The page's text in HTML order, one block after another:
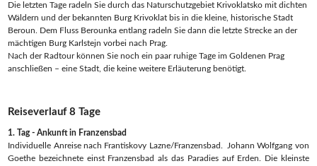
Die letzten Tage radeln Sie durch das Naturschutzgebiet Krivoklatsko mit dichten
Wäldern und der bekannten Burg Krivoklat bis in die kleine, historische Stadt
Beroun. Dem Fluss Berounka entlang radeln Sie dann die letzte Strecke an der
mächtigen Burg Karlstejn vorbei nach Prag.
Nach der Radtour können Sie noch ein paar ruhige Tage im Goldenen Prag
anschließen – eine Stadt, die keine weitere Erläuterung benötigt.
Reiseverlauf 8 Tage
1. Tag - Ankunft in Franzensbad
Individuelle Anreise nach Frantiskovy Lazne/Franzensbad. Johann Wolfgang von
Goethe bezeichnete einst Franzensbad als das Paradies auf Erden. Die kleinste